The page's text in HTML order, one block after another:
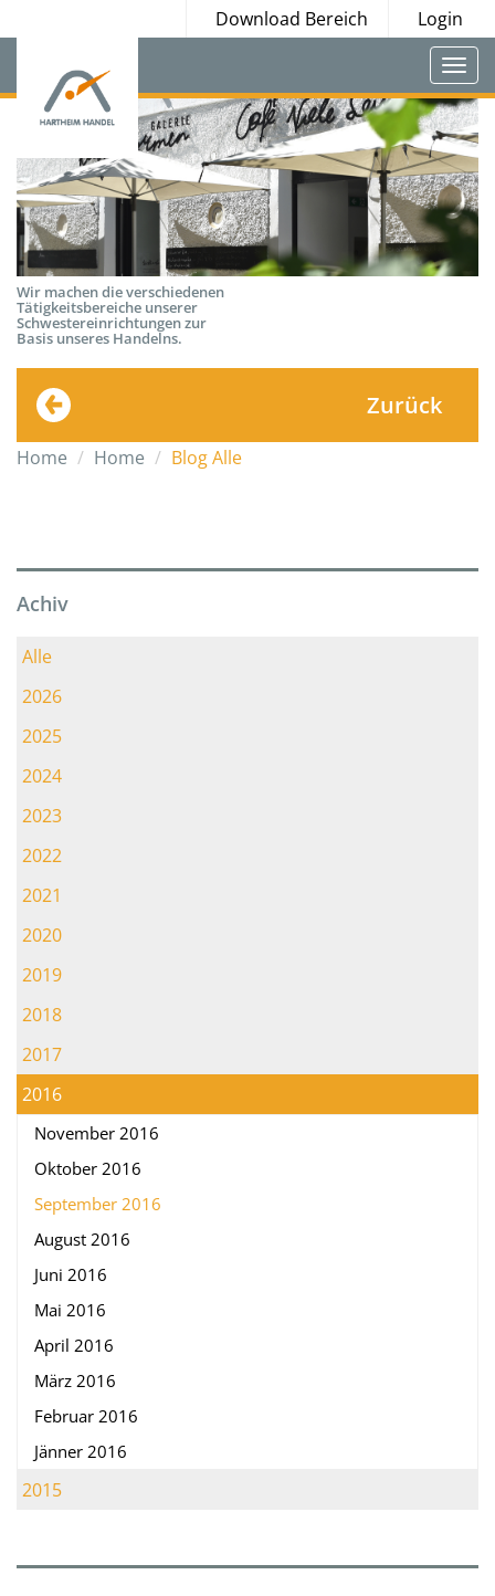
Download Bereich Login
Wir machen die verschiedenen
Tätigkeitsbereiche unserer
Schwestereinrichtungen zur
Basis unseres Handelns.
Zurück
Home Home Blog Alle
Achiv
Alle
2026
2025
2024
2023
2022
2021
2020
2019
2018
2017
2016
November 2016
Oktober 2016
September 2016
August 2016
Juni 2016
Mai 2016
April 2016
März 2016
Februar 2016
Jänner 2016
2015